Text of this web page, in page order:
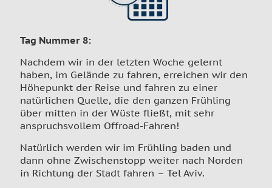
Tag Nummer 8:
Nachdem wir in der letzten Woche gelernt
haben, im Gelände zu fahren, erreichen wir den
Höhepunkt der Reise und fahren zu einer
natürlichen Quelle, die den ganzen Frühling
über mitten in der Wüste fließt, mit sehr
anspruchsvollem Offroad-Fahren!
Natürlich werden wir im Frühling baden und
dann ohne Zwischenstopp weiter nach Norden
in Richtung der Stadt fahren – Tel Aviv.